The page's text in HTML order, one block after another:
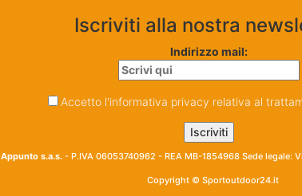
Iscriviti alla nostra
Indirizzo mail:
Accetto l'informativa privacy relativa al
Appunto s.a.s. - P.IVA 06053740962 - REA MB-1854968 Sede legale:
Copyright © Sportoutdoor24.it